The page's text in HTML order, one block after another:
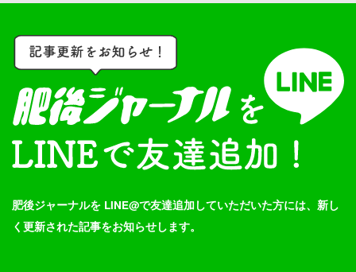
肥後ジャーナルを LINE@で友達追加していただいた方には、新し
く更新された記事をお知らせします。